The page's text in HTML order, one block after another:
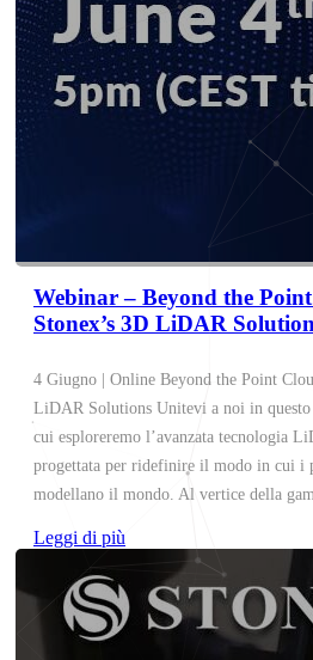
Webinar – Beyond the
Stonex’s 3D LiDAR
4 Giugno | Online Beyond the Point
LiDAR Solutions Unitevi a noi in
cui esploreremo l’avanzata tecnologia
progettata per ridefinire il modo in cui i
modellano il mondo. Al vertice della
Leggi di più